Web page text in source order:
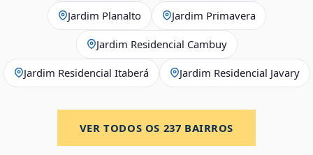
Jardim Planalto Jardim Primavera
Jardim Residencial Cambuy
Jardim Residencial Itaberá Jardim Residencial Javary
VER TODOS OS 237 BAIRROS